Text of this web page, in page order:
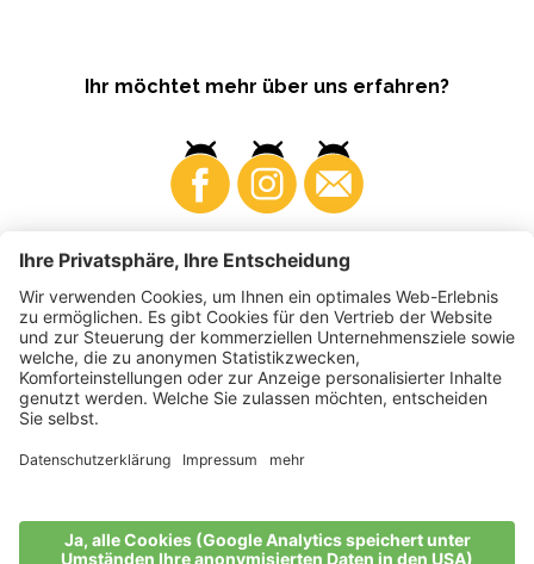
Ihr möchtet mehr über uns erfahren?
Business Produzenten
2026
VI.P Gen. landw. Gesellschaft
Impressum • Cookie-Einstellungen Datenschutz
Barrierefreiheitserklärung•Sitemap